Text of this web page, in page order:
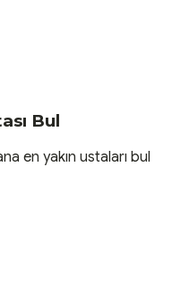
Bul
en yakın ustaları bul